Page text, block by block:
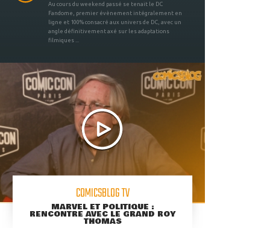
Au cours du weekend passé se tenait le DC
Fandome, premier évènement intégralement en
ligne et 100% consacré aux univers de DC, avec un
angle définitivement axé sur les adaptations
filmiques ...
COMICSBLOG TV
MARVEL ET POLITIQUE :
RENCONTRE AVEC LE GRAND ROY
THOMAS